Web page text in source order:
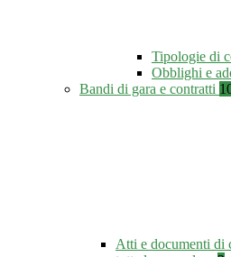
Tipologie di
Obblighi e
Bandi di gara e contratti
Atti e documenti di